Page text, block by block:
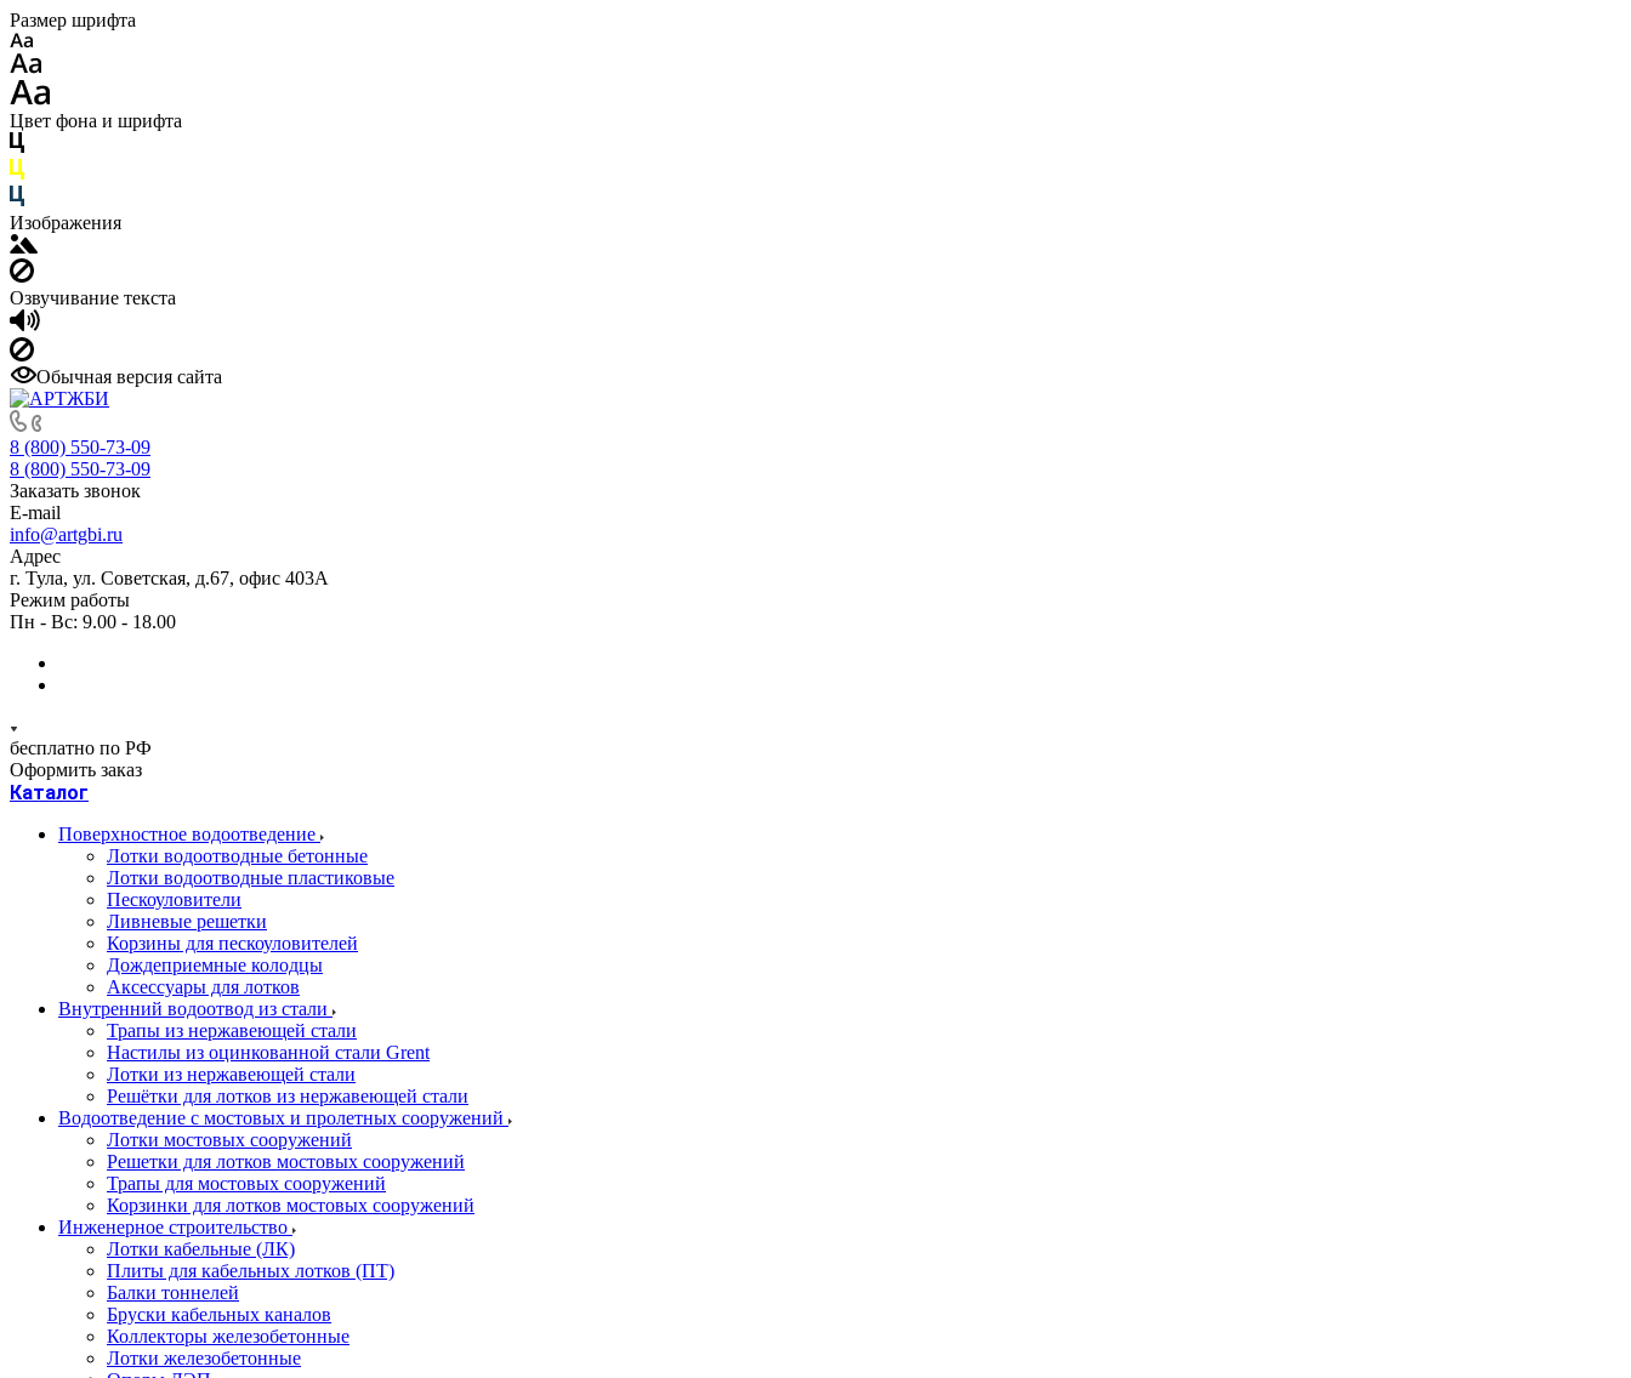
Размер шрифта
Цвет фона и шрифта
Изображения
Озвучивание текста
Обычная версия сайта
8 (800) 550-73-09
8 (800) 550-73-09
Заказать звонок
E-mail
info@artgbi.ru
Адрес
г. Тула, ул. Советская, д.67, офис 403А
Режим работы
Пн - Вс: 9.00 - 18.00
бесплатно по РФ
Оформить заказ
Каталог
Поверхностное водоотведение
Лотки водоотводные бетонные
Лотки водоотводные пластиковые
Пескоуловители
Ливневые решетки
Корзины для пескоуловителей
Дождеприемные колодцы
Аксессуары для лотков
Внутренний водоотвод из стали
Трапы из нержавеющей стали
Настилы из оцинкованной стали Grent
Лотки из нержавеющей стали
Решётки для лотков из нержавеющей стали
Водоотведение с мостовых и пролетных сооружений
Лотки мостовых сооружений
Решетки для лотков мостовых сооружений
Трапы для мостовых сооружений
Корзинки для лотков мостовых сооружений
Инженерное строительство
Лотки кабельные (ЛК)
Плиты для кабельных лотков (ПТ)
Балки тоннелей
Бруски кабельных каналов
Коллекторы железобетонные
Лотки железобетонные